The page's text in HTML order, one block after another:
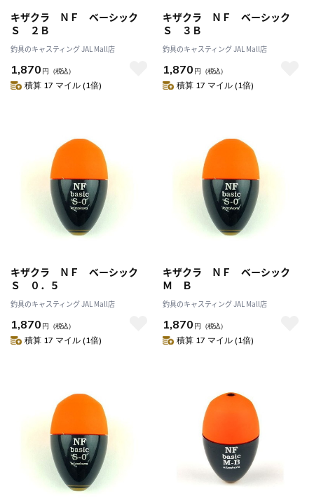
キザクラ ＮＦ ベーシック
Ｓ ２Ｂ
釣具のキャスティング JAL Mall店
1,870 円 （税込）
積算 17 マイル (1倍)
キザクラ ＮＦ ベーシック
Ｓ ３Ｂ
釣具のキャスティング JAL Mall店
1,870 円 （税込）
積算 17 マイル (1倍)
キザクラ ＮＦ ベーシック
Ｓ ０．５
釣具のキャスティング JAL Mall店
1,870 円 （税込）
積算 17 マイル (1倍)
キザクラ ＮＦ ベーシック
Ｍ Ｂ
釣具のキャスティング JAL Mall店
1,870 円 （税込）
積算 17 マイル (1倍)